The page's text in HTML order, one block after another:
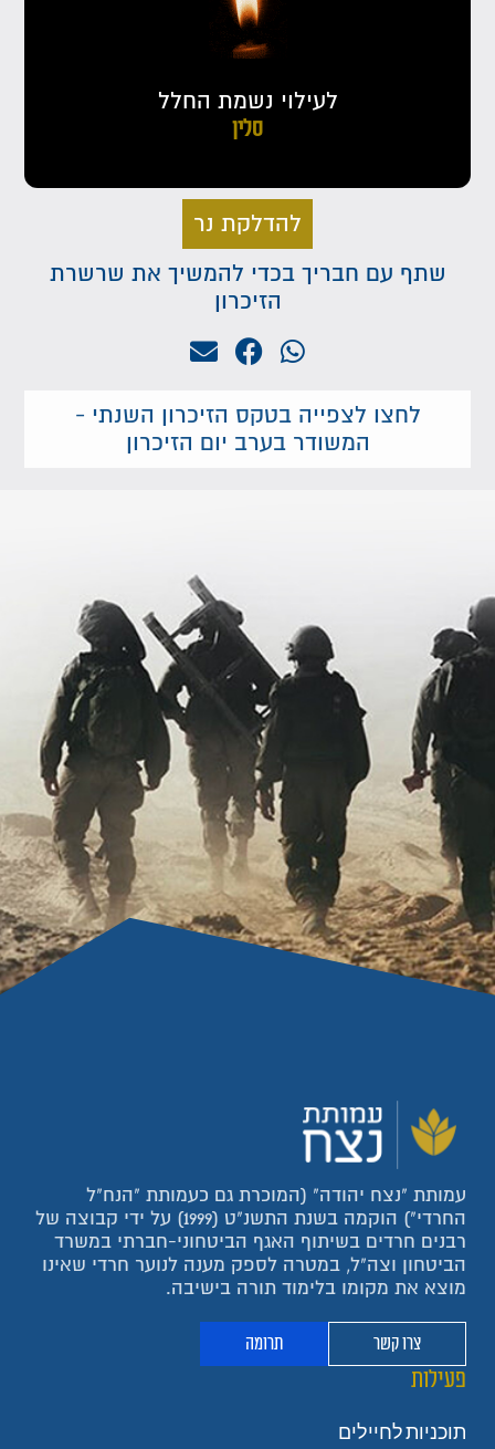
לעילוי נשמת החלל
סלין
להדלקת נר
שתף עם חבריך בכדי להמשיך את שרשרת
הזיכרון
לחצו לצפייה בטקס הזיכרון השנתי -
המשודר בערב יום הזיכרון
עמותת "נצח יהודה" (המוכרת גם כעמותת "הנח"ל
החרדי") הוקמה בשנת התשנ"ט (1999) על ידי קבוצה של
רבנים חרדים בשיתוף האגף הביטחוני-חברתי במשרד
הביטחון וצה"ל, במטרה לספק מענה לנוער חרדי שאינו
מוצא את מקומו בלימוד תורה בישיבה.
צרו קשר תרומה
פעילות
תוכניות לחיילים